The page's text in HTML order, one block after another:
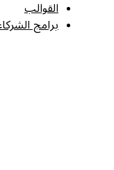
القوالب
برامج الشركاء